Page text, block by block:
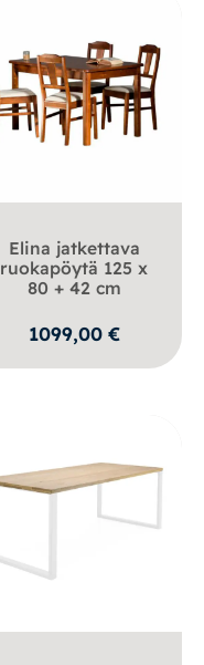
Elina jatkettava
ruokapöytä 125 x
80 + 42 cm
1099,00 €